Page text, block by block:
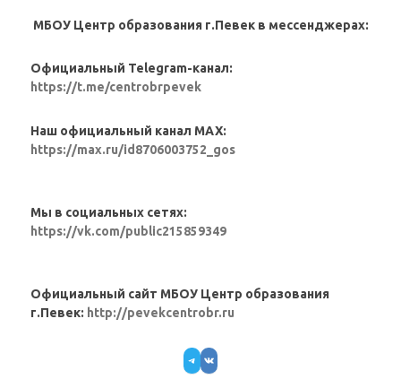
МБОУ Центр образования г.Певек в мессенджерах:
Официальный Telegram-канал:
https://t.me/centrobrpevek
Наш официальный канал MAX:
https://max.ru/id8706003752_gos
Мы в социальных сетях:
https://vk.com/public215859349
Официальный сайт МБОУ Центр образования
г.Певек: http://pevekcentrobr.ru
Telegram
VK